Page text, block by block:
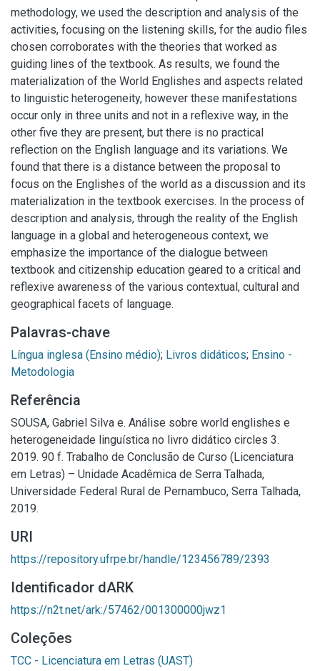
methodology, we used the description and analysis of the
activities, focusing on the listening skills, for the audio files
chosen corroborates with the theories that worked as
guiding lines of the textbook. As results, we found the
materialization of the World Englishes and aspects related
to linguistic heterogeneity, however these manifestations
occur only in three units and not in a reflexive way, in the
other five they are present, but there is no practical
reflection on the English language and its variations. We
found that there is a distance between the proposal to
focus on the Englishes of the world as a discussion and its
materialization in the textbook exercises. In the process of
description and analysis, through the reality of the English
language in a global and heterogeneous context, we
emphasize the importance of the dialogue between
textbook and citizenship education geared to a critical and
reflexive awareness of the various contextual, cultural and
geographical facets of language.
Palavras-chave
Língua inglesa (Ensino médio); Livros didáticos; Ensino -
Metodologia
Referência
SOUSA, Gabriel Silva e. Análise sobre world englishes e
heterogeneidade linguística no livro didático circles 3.
2019. 90 f. Trabalho de Conclusão de Curso (Licenciatura
em Letras) – Unidade Acadêmica de Serra Talhada,
Universidade Federal Rural de Pernambuco, Serra Talhada,
2019.
URI
https://repository.ufrpe.br/handle/123456789/2393
Identificador dARK
https://n2t.net/ark:/57462/001300000jwz1
Coleções
TCC - Licenciatura em Letras (UAST)